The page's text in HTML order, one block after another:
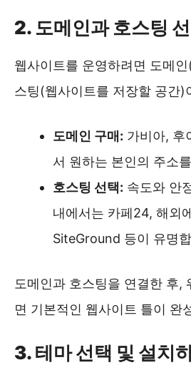
2. 도메인과 호스팅
웹사이트를 운영하려면 도메
스팅(웹사이트를 저장할 공간)
도메인 구매: 가비아, 후
서 원하는 본인의 주소
호스팅 선택: 속도와 안
내에서는 카페24, 해외
SiteGround 등이 유명
도메인과 호스팅을 연결한 후,
면 기본적인 웹사이트 틀이 완
3. 테마 선택 및 설치